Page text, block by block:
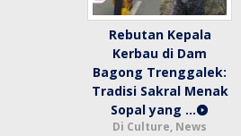
Rebutan Kepala
Kerbau di Dam
Bagong Trenggalek:
Tradisi Sakral Menak
Sopal yang …
Di Culture, News